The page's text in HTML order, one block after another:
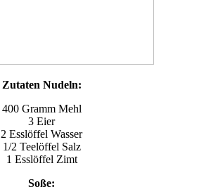
Zutaten Nudeln:
400 Gramm Mehl
3 Eier
2 Esslöffel Wasser
1/2 Teelöffel Salz
1 Esslöffel Zimt
Soße: